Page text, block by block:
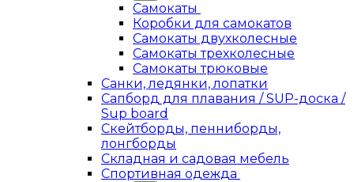
Самокаты
Коробки для самокатов
Самокаты двухколесные
Самокаты трехколесные
Самокаты трюковые
Санки, ледянки, лопатки
Сапборд для плавания / SUP-доска /
Sup board
Скейтборды, пенниборды,
лонгборды
Складная и садовая мебель
Спортивная одежда